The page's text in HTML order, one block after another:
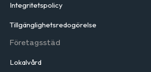
Integritetspolicy
Tillgänglighetsredogörelse
Företagsstäd
Lokalvård